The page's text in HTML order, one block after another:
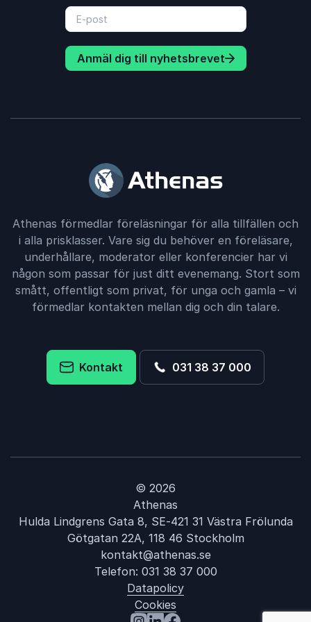
Anmäl dig till nyhetsbrevet
Athenas förmedlar föreläsningar för alla tillfällen och
i alla prisklasser. Vare sig du behöver en föreläsare,
underhållare, moderator eller konferencier har vi
någon som passar för just ditt evenemang. Stort som
smått, offentligt som privat, för unga och gamla – vi
förmedlar kontakten mellan dig och din talare.
Kontakt 031 38 37 000
© 2026
Athenas
Hulda Lindgrens Gata 8, SE-421 31 Västra Frölunda
Götgatan 22A, 118 46 Stockholm
kontakt@athenas.se
Telefon: 031 38 37 000
Datapolicy
Cookies